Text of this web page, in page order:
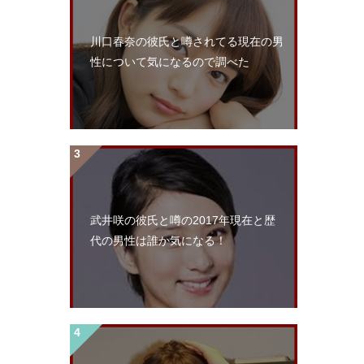
川口春奈の彼氏と噂されてる現在の男
性について気になるので調べた
武井咲の彼氏と噂の2017年現在と歴
代の男性は誰か気になる！